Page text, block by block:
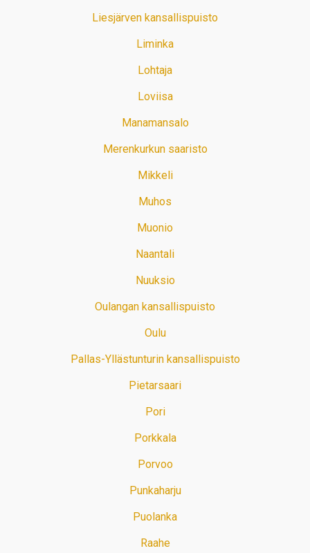
Liesjärven kansallispuisto
Liminka
Lohtaja
Loviisa
Manamansalo
Merenkurkun saaristo
Mikkeli
Muhos
Muonio
Naantali
Nuuksio
Oulangan kansallispuisto
Oulu
Pallas-Yllästunturin kansallispuisto
Pietarsaari
Pori
Porkkala
Porvoo
Punkaharju
Puolanka
Raahe